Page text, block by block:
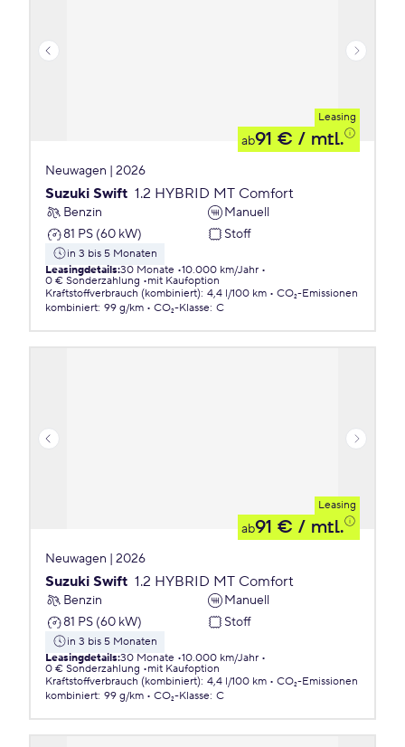
Leasing
ab91 € / mtl.
Neuwagen | 2026
Suzuki Swift 1.2 HYBRID MT Comfort
Benzin
Manuell
81 PS (60 kW)
Stoff
in 3 bis 5 Monaten
Leasingdetails:30 Monate 10.000 km/Jahr
0 € Sonderzahlung
mit Kaufoption
Kraftstoffverbrauch (kombiniert): 4,4 l/100 km
CO₂-Emissionen
kombiniert: 99 g/km CO₂-Klasse: C
Leasing
ab91 € / mtl.
Neuwagen | 2026
Suzuki Swift 1.2 HYBRID MT Comfort
Benzin
Manuell
81 PS (60 kW)
Stoff
in 3 bis 5 Monaten
Leasingdetails:30 Monate 10.000 km/Jahr
0 € Sonderzahlung
mit Kaufoption
Kraftstoffverbrauch (kombiniert): 4,4 l/100 km
CO₂-Emissionen
kombiniert: 99 g/km CO₂-Klasse: C